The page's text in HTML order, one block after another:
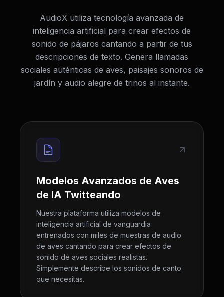
AudioX utiliza tecnología avanzada de
inteligencia artificial para crear efectos de
sonido de pájaros cantando a partir de tus
descripciones de texto. Genera llamadas
sociales auténticas de aves, paisajes sonoros de
jardín y audio alegre de trinos al instante.
Modelos Avanzados de Aves
de IA Twitteando
Nuestra plataforma utiliza modelos de
inteligencia artificial de vanguardia
entrenados con miles de muestras de audio
de aves cantando para crear efectos de
sonido de aves sociales realistas.
Simplemente describe los sonidos de canto
que necesitas.